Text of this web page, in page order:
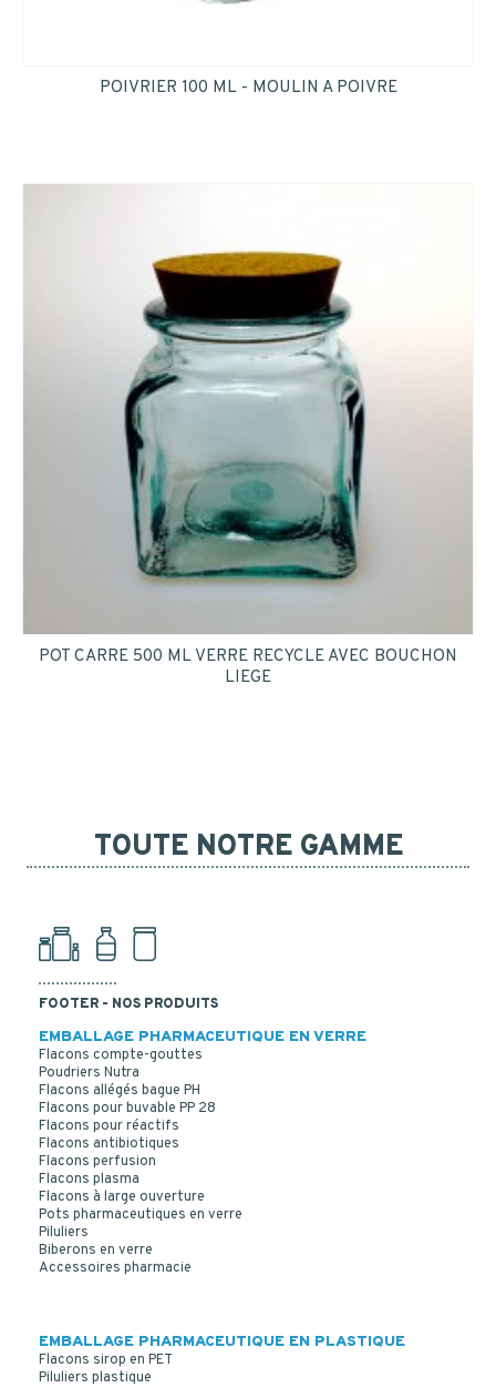
POIVRIER 100 ML - MOULIN A POIVRE
POT CARRE 500 ML VERRE RECYCLE AVEC BOUCHON
LIEGE
TOUTE NOTRE GAMME
FOOTER - NOS PRODUITS
EMBALLAGE PHARMACEUTIQUE EN VERRE
Flacons compte-gouttes
Poudriers Nutra
Flacons allégés bague PH
Flacons pour buvable PP 28
Flacons pour réactifs
Flacons antibiotiques
Flacons perfusion
Flacons plasma
Flacons à large ouverture
Pots pharmaceutiques en verre
Piluliers
Biberons en verre
Accessoires pharmacie
EMBALLAGE PHARMACEUTIQUE EN PLASTIQUE
Flacons sirop en PET
Piluliers plastique